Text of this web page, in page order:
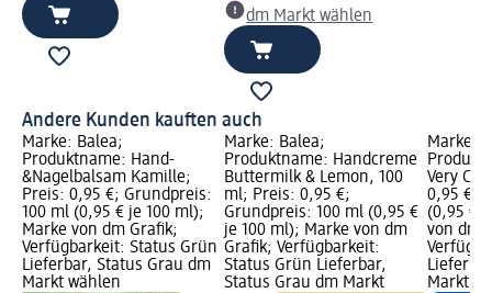
dm Markt wählen
Andere Kunden kauften auch
Marke: Balea;
Produktname: Hand-
&Nagelbalsam Kamille;
Preis: 0,95 €; Grundpreis:
100 ml (0,95 € je 100 ml);
Marke von dm Grafik;
Verfügbarkeit: Status Grün
Lieferbar, Status Grau dm
Markt wählen
Marke: Balea;
Produktname: Handcreme
Buttermilk & Lemon, 100
ml; Preis: 0,95 €;
Grundpreis: 100 ml (0,95 €
je 100 ml); Marke von dm
Grafik; Verfügbarkeit:
Status Grün Lieferbar,
Status Grau dm Markt
Marke:
Very
0,95 €;
(0,95 €
von dm
Markt